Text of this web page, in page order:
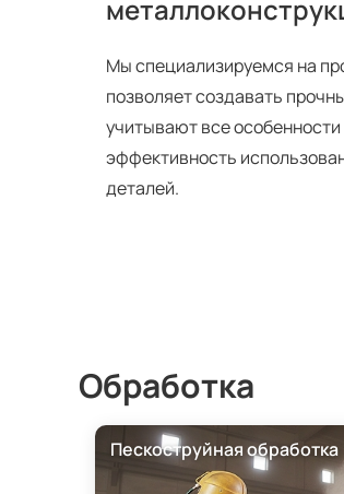
Мы специализируемся на
позволяет создавать
учитывают все
эффективность
деталей.
Обработка
Пескоструйная обработка